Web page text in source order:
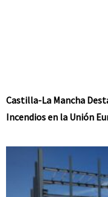
Castilla-La Mancha
Incendios en la Unión